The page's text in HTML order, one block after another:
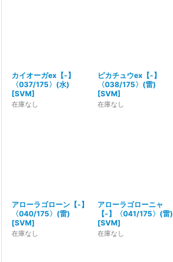
カイオーガex【-】
〈037/175〉(水)
[SVM]
在庫なし
ピカチュウex【-】
〈038/175〉(雷)
[SVM]
在庫なし
アローラゴローン【-】
〈040/175〉(雷)
[SVM]
在庫なし
アローラゴローニャ
【-】〈041/175〉(雷)
[SVM]
在庫なし